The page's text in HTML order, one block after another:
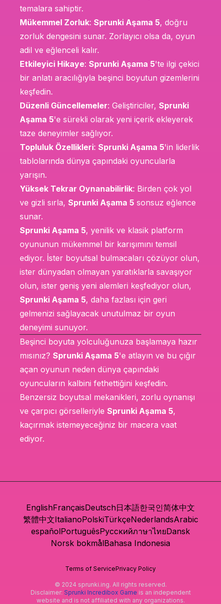
temalara sahiptir.
Mükemmel Zorluk: Sprunki Aşama 5, doğru
zorluk dengesini sunar. Zorlayıcı olsa da, oyun
adil ve eğlenceli kalır.
Etkileyici Hikaye: Sprunki Aşama 5'te ilgi çekici
bir anlatı aracılığıyla beşinci boyutun gizemlerini
keşfedin.
Düzenli Güncellemeler: Geliştiriciler, Sprunki
Aşama 5'e sürekli olarak yeni içerik ekleyerek
taze deneyimler sağlıyor.
Topluluk Özellikleri: Sprunki Aşama 5'in liderlik
tablolarında dünya çapındaki oyuncularla
yarışın.
Yüksek Tekrar Oynanabilirlik: Birden çok yol
ve gizli sırla, Sprunki Aşama 5 sonsuz eğlence
sunar.
Sprunki Aşama 5, yenilik ve klasik platform
oyununun mükemmel bir karışımını temsil
ediyor. İster boyutsal bulmacaları çözüyor olun,
ister dünyadan olmayan yaratıklarla savaşıyor
olun, ister geniş yeni alemleri keşfediyor olun,
Sprunki Aşama 5, daha fazlası için geri
gelmenizi sağlayacak unutulmaz bir oyun
deneyimi sunuyor.
Beşinci boyuta yolculuğunuza başlamaya hazır
mısınız? Sprunki Aşama 5'e atlayın ve bu çığır
açan oyunun neden dünya çapındaki
oyuncuların kalbini fethettiğini keşfedin.
Benzersiz boyutsal mekanikleri, zorlu oynanışı
ve çarpıcı görselleriyle Sprunki Aşama 5,
kaçırmak istemeyeceğiniz bir macera vaat
ediyor.
EnglishFrançaisDeutsch日本語한국인简体中文
繁體中文ItalianoPolskiTürkçeNederlandsArabic
españolPortuguêsРусскийภาษาไทยDansk
Norsk bokmålBahasa Indonesia
Terms of ServicePrivacy Policy
© 2024 sprunki.ing. All rights reserved.
Disclaimer: Sprunki Incredibox Game is an independent
website and is not affiliated with any organizations.